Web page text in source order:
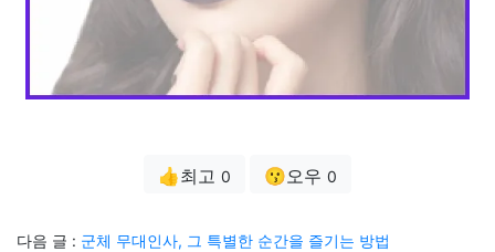
👍최고 0 😗오우 0
다음 글 : 군체 무대인사, 그 특별한 순간을 즐기는 방법